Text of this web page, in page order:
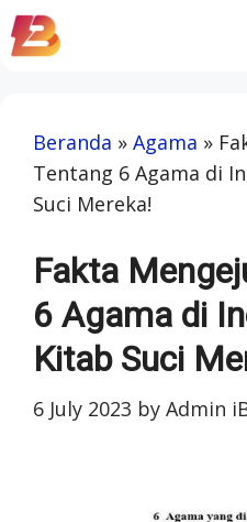
Skip
to
Beranda » Agama »
Tentang 6 Agama di
Suci Mereka!
Fakta
6 Agama di
Kitab Suci
6 July 2023 by Admin